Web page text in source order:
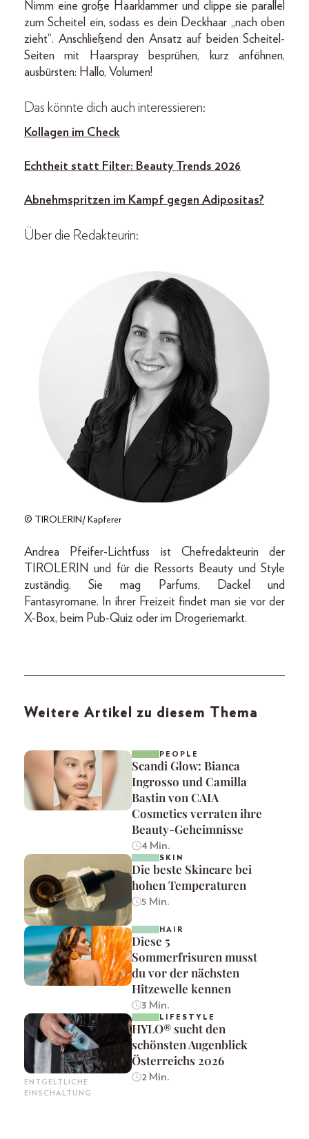
Nimm eine große Haarklammer und clippe sie parallel
zum Scheitel ein, sodass es dein Deckhaar „nach oben
zieht“. Anschließend den Ansatz auf beiden Scheitel-
Seiten mit Haarspray besprühen, kurz anföhnen,
ausbürsten: Hallo, Volumen!
Das könnte dich auch interessieren:
Kollagen im Check
Echtheit statt Filter: Beauty Trends 2026
Abnehmspritzen im Kampf gegen Adipositas?
Über die Redakteurin:
© TIROLERIN/ Kapferer
Andrea Pfeifer-Lichtfuss ist Chefredakteurin der
TIROLERIN und für die Ressorts Beauty und Style
zuständig. Sie mag Parfums, Dackel und
Fantasyromane. In ihrer Freizeit findet man sie vor der
X-Box, beim Pub-Quiz oder im Drogeriemarkt.
Weitere Artikel zu diesem Thema
PEOPLE
Scandi Glow: Bianca
Ingrosso und Camilla
Bastin von CAIA
Cosmetics verraten ihre
Beauty-Geheimnisse
4 Min.
SKIN
Die beste Skincare bei
hohen Temperaturen
5 Min.
HAIR
Diese 5
Sommerfrisuren musst
du vor der nächsten
Hitzewelle kennen
3 Min.
ENTGELTLICHE
EINSCHALTUNG
LIFESTYLE
HYLO® sucht den
schönsten Augenblick
Österreichs 2026
2 Min.